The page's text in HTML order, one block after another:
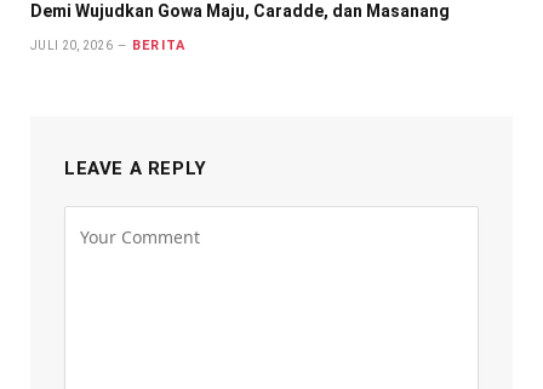
Demi Wujudkan Gowa Maju, Caradde, dan Masanang
JULI 20, 2026 BERITA
LEAVE A REPLY